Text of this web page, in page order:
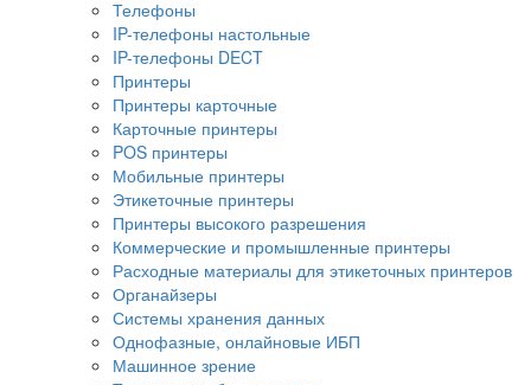
Телефоны
IP-телефоны настольные
IP-телефоны DECT
Принтеры
Принтеры карточные
Карточные принтеры
POS принтеры
Мобильные принтеры
Этикеточные принтеры
Принтеры высокого разрешения
Коммерческие и промышленные принтеры
Расходные материалы для этикеточных принтеров
Органайзеры
Системы хранения данных
Однофазные, онлайновые ИБП
Машинное зрение